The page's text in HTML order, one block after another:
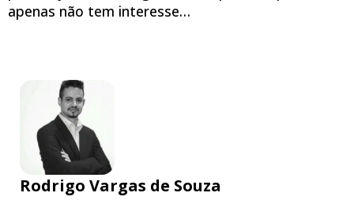
apenas não tem interesse…
Rodrigo Vargas de Souza